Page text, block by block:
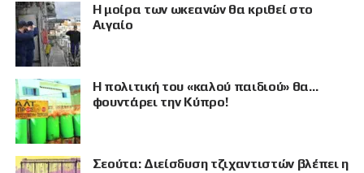
Η μοίρα των ωκεανών θα κριθεί στο
Αιγαίο
Η πολιτική του «καλού παιδιού» θα…
φουντάρει την Κύπρο!
Σεούτα: Διείσδυση τζιχαντιστών βλέπει η